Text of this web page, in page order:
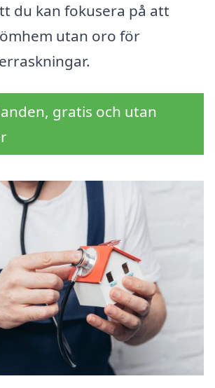
du kan fokusera på att
utan oro för
gratis och utan